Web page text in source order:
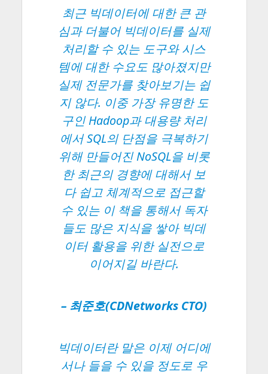
최근 빅데이터에 대한 큰 관
심과 더불어 빅데이터를 실제
처리할 수 있는 도구와 시스
템에 대한 수요도 많아졌지만
실제 전문가를 찾아보기는 쉽
지 않다. 이중 가장 유명한 도
구인 Hadoop과 대용량 처리
에서 SQL의 단점을 극복하기
위해 만들어진 NoSQL을 비롯
한 최근의 경향에 대해서 보
다 쉽고 체계적으로 접근할
수 있는 이 책을 통해서 독자
들도 많은 지식을 쌓아 빅데
이터 활용을 위한 실전으로
이어지길 바란다.
– 최준호(CDNetworks CTO)
빅데이터란 말은 이제 어디에
서나 들을 수 있을 정도로 우